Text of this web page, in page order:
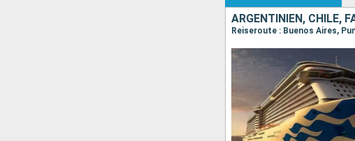
ARGENTINIEN, CHILE,
Reiseroute : Buenos Aires,